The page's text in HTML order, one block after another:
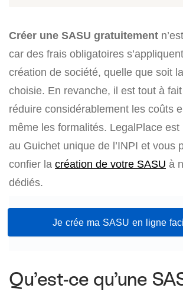
Créer une SASU gratuitement
car des frais obligatoires
création de société, quelle que soit
choisie. En revanche, il est tout à
réduire considérablement les coûts
même les formalités. LegalPlace
au Guichet unique de l’INPI et vous
confier la création de votre SASU à
dédiés.
Je crée ma SASU en ligne
Qu’est-ce qu’une